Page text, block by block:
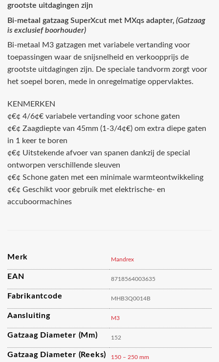
grootste uitdagingen zijn
Bi-metaal gatzaag SuperXcut met MXqs adapter‚ (Gatzaag
is exclusief boorhouder)
Bi-metaal M3 gatzagen met variabele vertanding voor
toepassingen waar de snijsnelheid en verkoopprijs de
grootste uitdagingen zijn. De speciale tandvorm zorgt voor
het soepel boren, mede in onregelmatige oppervlaktes.
KENMERKEN
¢€¢ 4/6¢€ variabele vertanding voor schone gaten
¢€¢ Zaagdiepte van 45mm (1-3/4¢€) om extra diepe gaten
in 1 keer te boren
¢€¢ Uitstekende afvoer van spanen dankzij de special
ontworpen verschillende sleuven
¢€¢ Schone gaten met een minimale warmteontwikkeling
¢€¢ Geschikt voor gebruik met elektrische- en
accuboormachines
Merk Mandrex
EAN 8718564003635
Fabrikantcode MHB3Q0014B
Aansluiting M3
Gatzaag Diameter (mm) 152
Gatzaag Diameter (reeks) 150 – 250 mm